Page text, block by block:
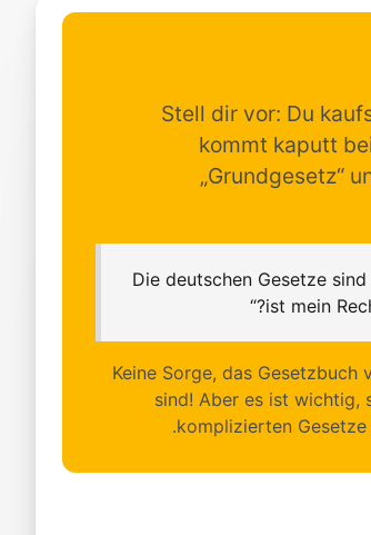
Stell dir vor: Du
kommt kaputt
„Grundgesetz“
„Die deutschen Gesetze
ist mein
Keine Sorge, das
sind! Aber es ist wichtig,
komplizierten